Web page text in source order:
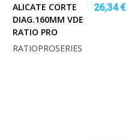
ALICATE CORTE
DIAG.160MM VDE
RATIO PRO
26,34 €
RATIOPROSERIES